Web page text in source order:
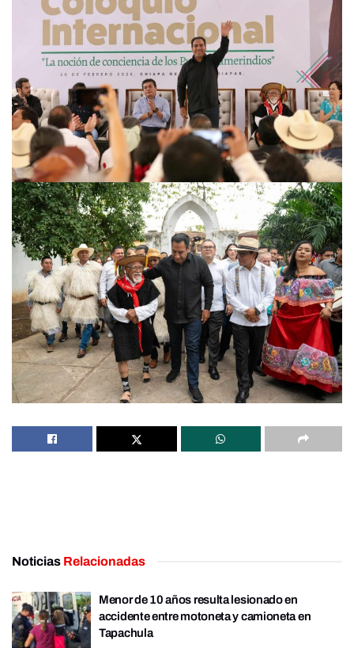
Noticias Relacionadas
Menor de 10 años resulta lesionado en
accidente entre motoneta y camioneta en
Tapachula